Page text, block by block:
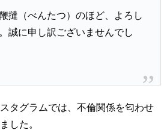
撻（べんたつ）のほど、よろし
誠に申し訳ございませんでし
タグラムでは、不倫関係を匂わせ
した。